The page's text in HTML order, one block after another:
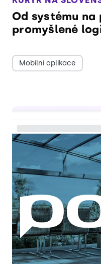
Od systému na
promyšlené
Mobilní aplikace